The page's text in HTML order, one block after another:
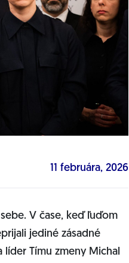
11 februára, 2026
V čase, keď ľuďom
jediné zásadné
líder Tímu zmeny Michal